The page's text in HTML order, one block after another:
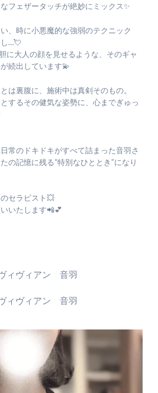
フェザータッチが絶妙にミックス✨
、時に小悪魔的な強弱のテクニック
…💘
に大人の顔を見せるような、そのギャ
続出しています💫
は裏腹に、施術中は真剣そのもの。
するその健気な姿勢に、心までぎゅっ
常のドキドキがすべて詰まった音羽さ
の記憶に残る“特別なひととき”になり
セラピスト💥
いたします📲💕